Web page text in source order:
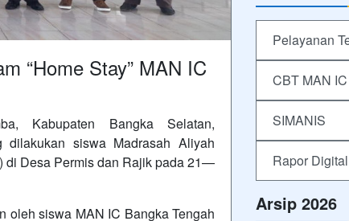
“Home Stay” MAN IC
Kabupaten Bangka Selatan,
siswa Madrasah Aliyah
di Desa Permis dan Rajik pada 21—
oleh siswa MAN IC Bangka Tengah
Pelayanan
CBT MAN
SIMANIS
Rapor
Arsip 2026